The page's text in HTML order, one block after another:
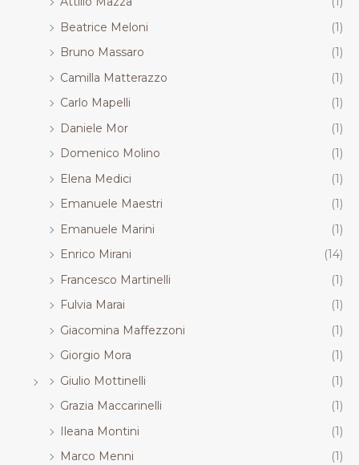
Beatrice Meloni
(1)
Bruno Massaro
(1)
Camilla Matterazzo
(1)
Carlo Mapelli
(1)
Daniele Mor
(1)
Domenico Molino
(1)
Elena Medici
(1)
Emanuele Maestri
(1)
Emanuele Marini
(1)
Enrico Mirani
(14)
Francesco Martinelli
(1)
Fulvia Marai
(1)
Giacomina Maffezzoni
(1)
Giorgio Mora
(1)
Giulio Mottinelli
(1)
Grazia Maccarinelli
(1)
Ileana Montini
(1)
Marco Menni
(1)